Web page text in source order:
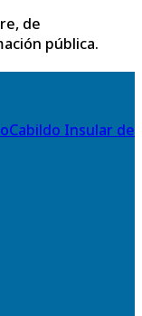
de
pública.
Cabildo Insular de